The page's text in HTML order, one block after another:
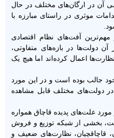
آن در ارگان‌های مختلف در حال
موثری در راستای مبارزه با
مهم‌ترین آفت‌های نظام اقتصادی
دولت‌ها در بازه‌های متفاوتی،
اعمال کرده‌اند اما هیچ یک
جالب بوده است و در این مورد
دولت‌های مختلف قابل مشاهده
علت‌های پدیده قاچاق همواره
بخشی از شبکه توزیع و فروش
قاچاقچیان، نظارت‌های ضعیف و